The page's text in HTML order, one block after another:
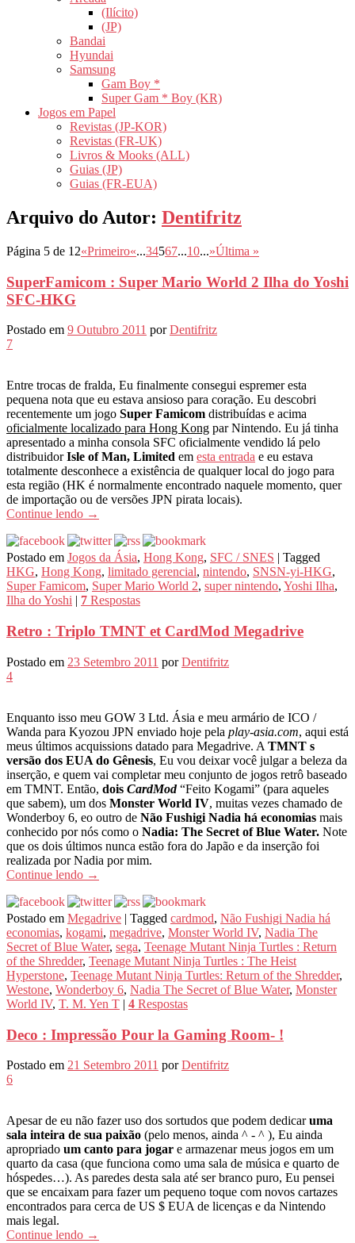
(Ilícito)
(JP)
Bandai
Hyundai
Samsung
Gam Boy *
Super Gam * Boy (KR)
Jogos em Papel
Revistas (JP-KOR)
Revistas (FR-UK)
Livros & Mooks (ALL)
Guias (JP)
Guias (FR-EUA)
Arquivo do Autor: Dentifritz
Página 5 de 12«Primeiro«...34567...10...»Última »
SuperFamicom : Super Mario World 2 Ilha do Yoshi
SFC-HKG
Postado em 9 Outubro 2011 porDentifritz
7
Entre trocas de fralda, Eu finalmente consegui espremer esta
pequena nota que eu estava ansioso para coração. Eu descobri
recentemente um jogo Super Famicom distribuídas e acima
oficialmente localizado para Hong Kong par Nintendo. Eu já tinha
apresentado a minha consola SFC oficialmente vendido lá pelo
distribuidorIsle of Man, Limited em esta entrada e eu estava
totalmente desconhece a existência de qualquer local do jogo para
esta região (HK é normalmente encontrado naquele momento, quer
de importação ou de versões JPN pirata locais).
Continue lendo →
Postado em Jogos da Ásia, Hong Kong, SFC / SNES
Tagged
HKG, Hong Kong, limitado gerencial, nintendo, SNSN-yi-HKG,
Super Famicom, Super Mario World 2, super nintendo, Yoshi Ilha,
Ilha do Yoshi
7 Respostas
Retro : Triplo TMNT et CardMod Megadrive
Postado em 23 Setembro 2011 porDentifritz
4
Enquanto isso meu GOW 3 Ltd. Ásia e meu armário de ICO /
Wanda para Kyozou JPN enviado hoje pela play-asia.com, aqui está
meus últimos acquissions datado para Megadrive. A TMNT s
versão dos EUA do Gênesis, Eu vou deixar você julgar a beleza da
inserção, e quem vai completar meu conjunto de jogos retrô baseado
em TMNT. Então, dois CardMod“Feito Kogami” (para aqueles
que sabem), um dos Monster World IV, muitas vezes chamado de
Wonderboy 6, eo outro de Não Fushigi Nadia há economias mais
conhecido por nós como o Nadia: The Secret of Blue Water. Note
que os dois últimos nunca estão fora do Japão e da inserção foi
realizada por Nadia por mim.
Continue lendo →
Postado em Megadrive | Tagged cardmod, Não Fushigi Nadia há
economias, kogami, megadrive, Monster World IV, Nadia The
Secret of Blue Water, sega, Teenage Mutant Ninja Turtles : Return
of the Shredder, Teenage Mutant Ninja Turtles : The Heist
Hyperstone, Teenage Mutant Ninja Turtles: Return of the Shredder,
Westone, Wonderboy 6, Nadia The Secret of Blue Water, Monster
World IV, T. M. Yen T | 4 Respostas
Deco : Impressão Pour la Gaming Room- !
Postado em 21 Setembro 2011 porDentifritz
6
Apesar de eu não fazer uso dos sortudos que podem dedicaruma
sala inteira de sua paixão (pelo menos, ainda ^ - ^ ), Eu ainda
apropriado um canto para jogar e armazenar meus jogos em um
quarto da casa (que funciona como uma sala de música e quarto de
hóspedes…). As paredes desta sala até ser branco puro, Eu pensei
que se encaixam para fazer um pequeno toque com novos cartazes
encontrados para cerca de US $ EUA de licenças e da Nintendo
mais legal.
Continue lendo →